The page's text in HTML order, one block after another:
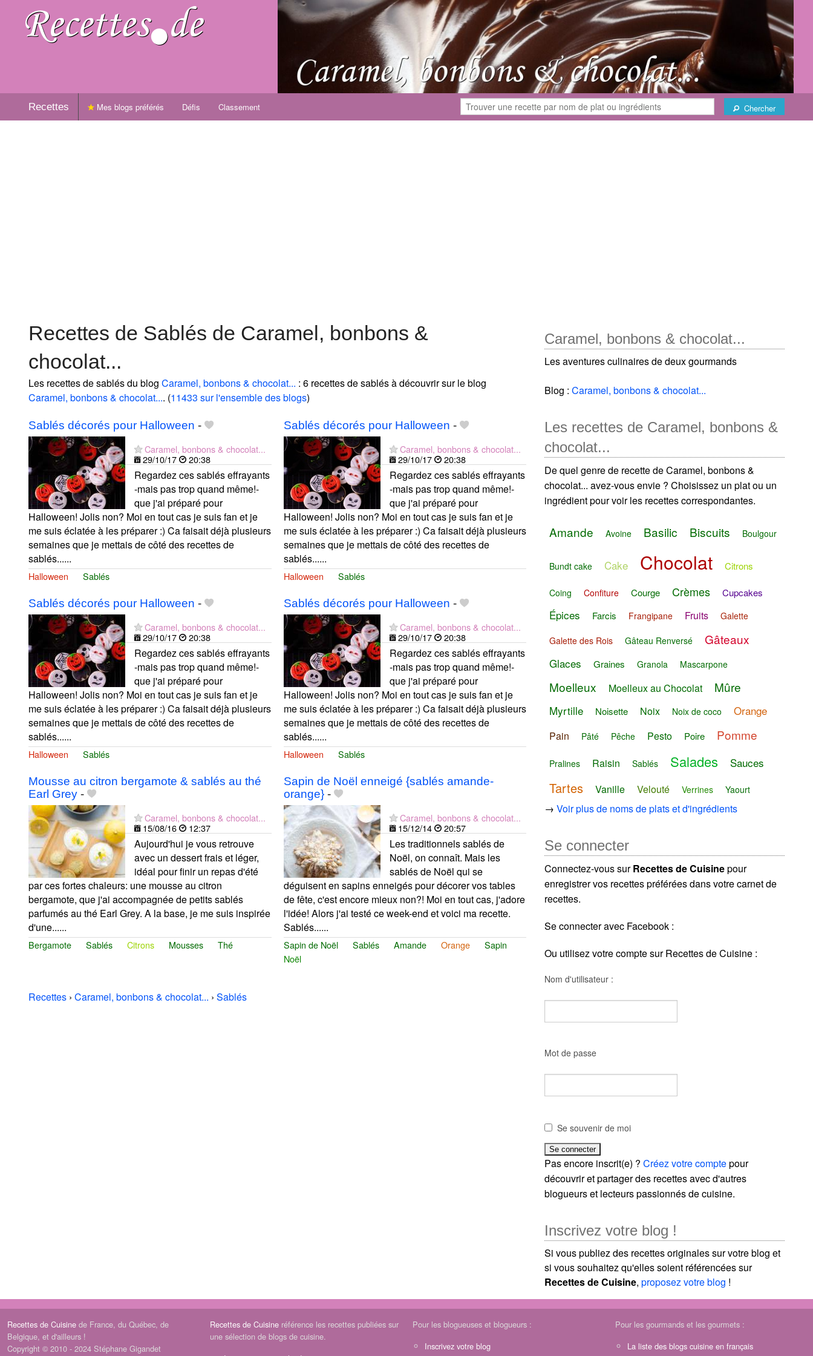
Recettes Chercher
Mes blogs préférés Défis Classement
Recettes de Sablés de Caramel, bonbons &
chocolat...
Les recettes de sablés du blog Caramel, bonbons & chocolat... : 6 recettes de sablés à découvrir sur le blog
Caramel, bonbons & chocolat.... (11433 sur l'ensemble des blogs)
Sablés décorés pour Halloween -
Caramel, bonbons & chocolat...
29/10/17
20:38
Regardez ces sablés effrayants
-mais pas trop quand même!-
que j'ai préparé pour
Halloween! Jolis non? Moi en tout cas je suis fan et je
me suis éclatée à les préparer :) Ca faisait déjà plusieurs
semaines que je mettais de côté des recettes de
sablés......
Halloween Sablés
Sablés décorés pour Halloween -
Caramel, bonbons & chocolat...
29/10/17
20:38
Regardez ces sablés effrayants
-mais pas trop quand même!-
que j'ai préparé pour
Halloween! Jolis non? Moi en tout cas je suis fan et je
me suis éclatée à les préparer :) Ca faisait déjà plusieurs
semaines que je mettais de côté des recettes de
sablés......
Halloween Sablés
Sablés décorés pour Halloween -
Caramel, bonbons & chocolat...
29/10/17
20:38
Regardez ces sablés effrayants
-mais pas trop quand même!-
que j'ai préparé pour
Halloween! Jolis non? Moi en tout cas je suis fan et je
me suis éclatée à les préparer :) Ca faisait déjà plusieurs
semaines que je mettais de côté des recettes de
sablés......
Halloween Sablés
Sablés décorés pour Halloween -
Caramel, bonbons & chocolat...
29/10/17
20:38
Regardez ces sablés effrayants
-mais pas trop quand même!-
que j'ai préparé pour
Halloween! Jolis non? Moi en tout cas je suis fan et je
me suis éclatée à les préparer :) Ca faisait déjà plusieurs
semaines que je mettais de côté des recettes de
sablés......
Halloween Sablés
Mousse au citron bergamote & sablés au thé
Earl Grey -
Caramel, bonbons & chocolat...
15/08/16
12:37
Aujourd'hui je vous retrouve
avec un dessert frais et léger,
idéal pour finir un repas d'été
par ces fortes chaleurs: une mousse au citron
bergamote, que j'ai accompagnée de petits sablés
parfumés au thé Earl Grey. A la base, je me suis inspirée
d'une......
Bergamote Sablés Citrons Mousses Thé
Sapin de Noël enneigé {sablés amande-
orange}-
Caramel, bonbons & chocolat...
15/12/14
20:57
Les traditionnels sablés de
Noël, on connaît. Mais les
sablés de Noël qui se
déguisent en sapins enneigés pour décorer vos tables
de fête, c'est encore mieux non?! Moi en tout cas, j'adore
l'idée! Alors j'ai testé ce week-end et voici ma recette.
Sablés......
Sapin de Noël Sablés Amande Orange
Sapin
Noël
Recettes › Caramel, bonbons & chocolat... › Sablés
Caramel, bonbons & chocolat...
Les aventures culinaires de deux gourmands
Blog :Caramel, bonbons & chocolat...
Les recettes de Caramel, bonbons &
chocolat...
De quel genre de recette de Caramel, bonbons &
chocolat... avez-vous envie ? Choisissez un plat ou un
ingrédient pour voir les recettes correspondantes.
Amande Avoine Basilic Biscuits Boulgour
Bundt cake Cake Chocolat Citrons
Coing Confiture Courge Crèmes Cupcakes
Épices Farcis Frangipane Fruits Galette
Galette des Rois Gâteau Renversé Gâteaux
Glaces Graines Granola Mascarpone
Moelleux Moelleux au Chocolat Mûre
Myrtille Noisette Noix Noix de coco Orange
Pain Pâté Pêche Pesto Poire Pomme
Pralines Raisin Sablés Salades Sauces
Tartes Vanille Velouté Verrines Yaourt
→Voir plus de noms de plats et d'ingrédients
Se connecter
Connectez-vous surRecettes de Cuisinepour
enregistrer vos recettes préférées dans votre carnet de
recettes.
Se connecter avec Facebook :
Ou utilisez votre compte sur Recettes de Cuisine :
Nom d'utilisateur :
Mot de passe
Se souvenir de moi
Pas encore inscrit(e) ?Créez votre comptepour
découvrir et partager des recettes avec d'autres
blogueurs et lecteurs passionnés de cuisine.
Inscrivez votre blog !
Si vous publiez des recettes originales sur votre blog et
si vous souhaitez qu'elles soient référencées sur
Recettes de Cuisine,proposez votre blog !
Recettes de Cuisine de France, du Québec, de
Belgique, et d'ailleurs !
Copyright © 2010 - 2024 Stéphane Gigandet
Recettes de Cuisine référence les recettes publiées sur
une sélection de blogs de cuisine.
Pour les blogueuses et blogueurs :
Inscrivez votre blog
Pour les gourmands et les gourmets :
La liste des blogs cuisine en français